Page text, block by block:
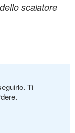
scalatore
Ti